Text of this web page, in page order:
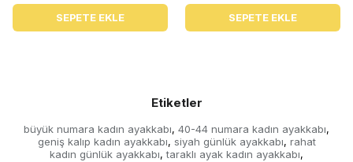
SEPETE EKLE SEPETE EKLE
Etiketler
büyük numara kadın ayakkabı, 40-44 numara kadın ayakkabı,
geniş kalıp kadın ayakkabı, siyah günlük ayakkabı, rahat
kadın günlük ayakkabı, taraklı ayak kadın ayakkabı,